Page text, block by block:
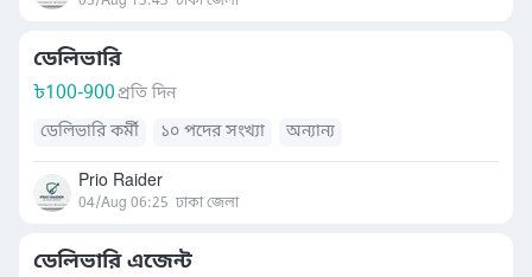
ডেলিভারি
৳100-900প্রতি দিন
ডেলিভারি কর্মী
১০ পদের সংখ্যা অন্যান্য
Prio Raider
04/Aug 06:25 ঢাকা জেলা
ডেলিভারি এজেন্ট